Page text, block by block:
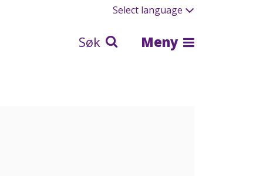
Select language
Søk Meny